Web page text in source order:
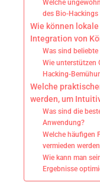
Welche
des Bio-Hackings
Wie können
Integration von
Was sind
Wie unterstützen
Hacking-
Welche
werden, um
Was sind die
Anwendung?
Welche häufigen
vermieden
Wie kann man
Ergebnisse